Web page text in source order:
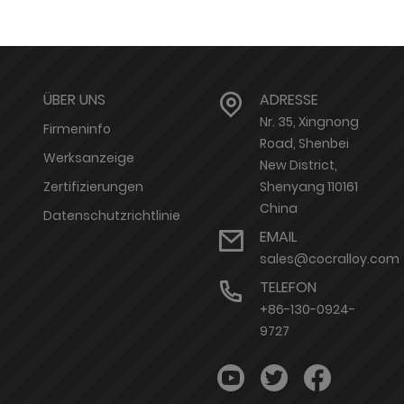
ÜBER UNS
Firmeninfo
Werksanzeige
Zertifizierungen
Datenschutzrichtlinie
ADRESSE
Nr. 35, Xingnong
Road, Shenbei
New District,
Shenyang 110161
China
EMAIL
sales@cocralloy.com
TELEFON
+86-130-0924-
9727